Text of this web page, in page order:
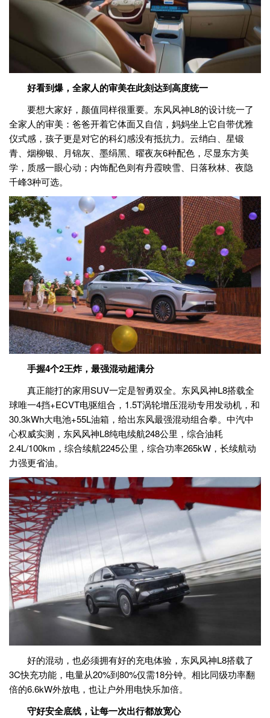
好看到爆，全家人的审美在此刻达到高度统一
要想大家好，颜值同样很重要。东风风神L8的设计统一了
全家人的审美：爸爸开着它体面又自信，妈妈坐上它自带优雅
仪式感，孩子更是对它的科幻感没有抵抗力。云绡白、星锻
青、烟柳银、月锦灰、墨绢黑、曜夜灰6种配色，尽显东方美
学，质感一眼心动；内饰配色则有丹霞映雪、日落秋林、夜隐
千峰3种可选。
手握4个2王炸，最强混动超满分
真正能打的家用SUV一定是智勇双全。东风风神L8搭载全
球唯一4挡+ECVT电驱组合，1.5T涡轮增压混动专用发动机，和
30.3kWh大电池+55L油箱，给出东风最强混动组合拳。中汽中
心权威实测，东风风神L8纯电续航248公里，综合油耗
2.4L/100km，综合续航2245公里，综合功率265kW，长续航动
力强更省油。
好的混动，也必须拥有好的充电体验，东风风神L8搭载了
3C快充功能，电量从20%到80%仅需18分钟。相比同级功率翻
倍的6.6kW外放电，也让户外用电快乐加倍。
守好安全底线，让每一次出行都放宽心